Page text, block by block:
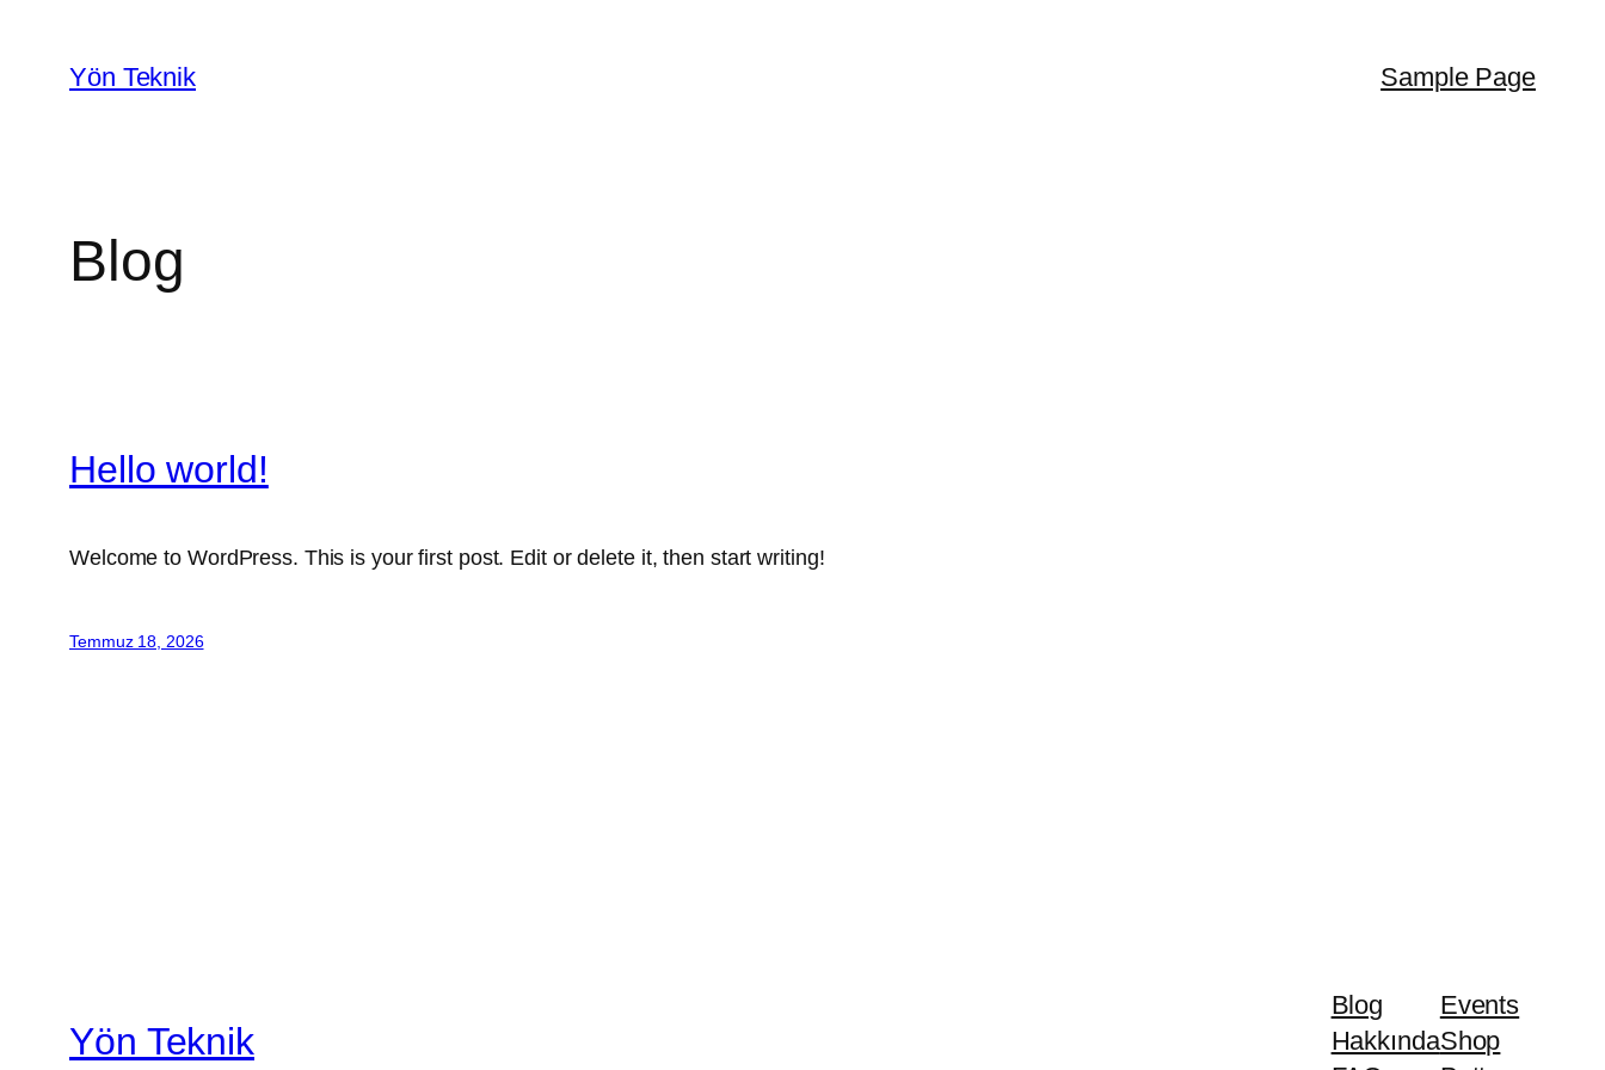
Yön Teknik Sample Page
Blog
Hello world!
Welcome to WordPress. This is your first post. Edit or delete it, then start writing!
Temmuz 18, 2026
Yön Teknik
Blog
Hakkında
Events
Shop